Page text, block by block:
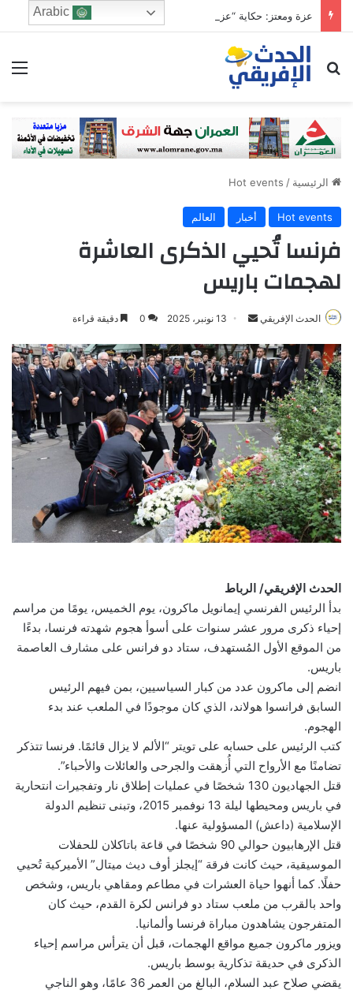
عزة ومعتز: حكاية “عز” في غمار شارع المُعزفي قلب القاهرة التي لا تنام
ابحث عن
الرئيسية /
Hot events
Hot events أخبار العالم
فرنسا تُحيي الذكرى العاشرة
لهجمات باريس
الحدث الإفريقي
Send
email
13 نونبر، 2025 0 دقيقة قراءة
الحدث الإفريقي/ الرباط
بدأ الرئيس الفرنسي إيمانويل ماكرون، يوم الخميس، يومًا من مراسم
إحياء ذكرى مرور عشر سنوات على أسوأ هجوم شهدته فرنسا، بدءًا
من الموقع الأول المُستهدف، ستاد دو فرانس على مشارف العاصمة
باريس.
انضم إلى ماكرون عدد من كبار السياسيين، بمن فيهم الرئيس
السابق فرانسوا هولاند، الذي كان موجودًا في الملعب عند بدء
الهجوم.
كتب الرئيس على حسابه على تويتر “الألم لا يزال قائمًا. فرنسا تتذكر
تضامنًا مع الأرواح التي أُزهقت والجرحى والعائلات والأحباء”.
قتل الجهاديون 130 شخصًا في عمليات إطلاق نار وتفجيرات انتحارية
في باريس ومحيطها ليلة 13 نوفمبر 2015، وتبنى تنظيم الدولة
الإسلامية (داعش) المسؤولية عنها.
قتل الإرهابيون حوالي 90 شخصًا في قاعة باتاكلان للحفلات
الموسيقية، حيث كانت فرقة “إيجلز أوف ديث ميتال” الأميركية تُحيي
حفلًا. كما أنهوا حياة العشرات في مطاعم ومقاهي باريس، وشخص
واحد بالقرب من ملعب ستاد دو فرانس لكرة القدم، حيث كان
المتفرجون يشاهدون مباراة فرنسا وألمانيا.
ويزور ماكرون جميع مواقع الهجمات، قبل أن يترأس مراسم إحياء
الذكرى في حديقة تذكارية بوسط باريس.
يقضي صلاح عبد السلام، البالغ من العمر 36 عامًا، وهو الناجي
Arabic